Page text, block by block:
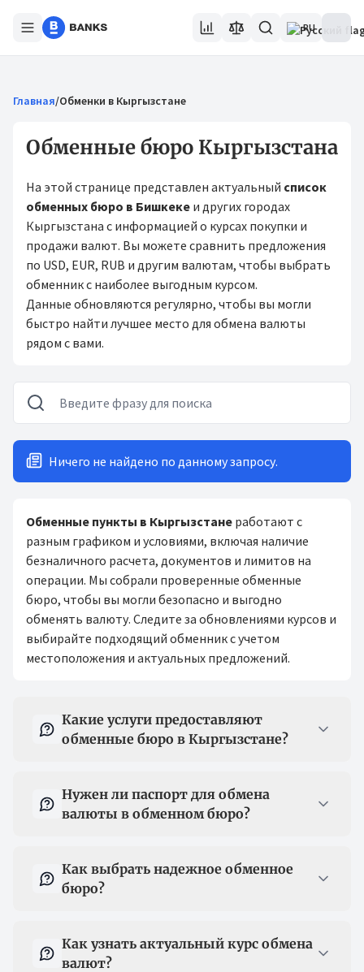
RU
Главная/Обменки в Кыргызстане
Обменные бюро Кыргызстана
На этой странице представлен актуальный список
обменных бюро в Бишкеке и других городах
Кыргызстана с информацией о курсах покупки и
продажи валют. Вы можете сравнить предложения
по USD, EUR, RUB и другим валютам, чтобы выбрать
обменник с наиболее выгодным курсом.
Данные обновляются регулярно, чтобы вы могли
быстро найти лучшее место для обмена валюты
рядом с вами.
Ничего не найдено по данному запросу.
Обменные пункты в Кыргызстане работают с
разным графиком и условиями, включая наличие
безналичного расчета, документов и лимитов на
операции. Мы собрали проверенные обменные
бюро, чтобы вы могли безопасно и выгодно
обменять валюту. Следите за обновлениями курсов и
выбирайте подходящий обменник с учетом
местоположения и актуальных предложений.
Какие услуги предоставляют
обменные бюро в Кыргызстане?
Нужен ли паспорт для обмена
валюты в обменном бюро?
Как выбрать надежное обменное
бюро?
Как узнать актуальный курс обмена
валют?